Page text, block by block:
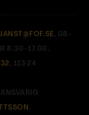
, 08-
8.30–17.00).
, 113 24
.